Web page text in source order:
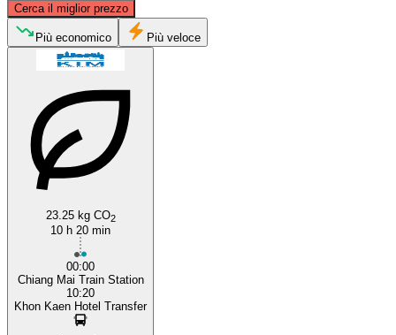
Cerca il miglior prezzo
Chiang Mai
Più economico Più veloce
23.25 kg CO2
10 h 20 min
00:00
Chiang Mai Train Station
10:20
Khon Kaen Hotel Transfer